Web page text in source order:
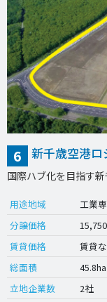
6 新千歳空港ロ
国際ハブ化を目指す
用途地域
工業
分譲価格
賃貸価格
賃貸
総面積
45.8ha
立地企業数
2社